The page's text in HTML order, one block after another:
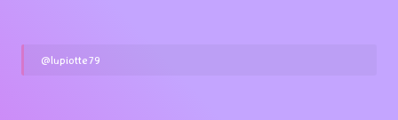
@lupiotte79